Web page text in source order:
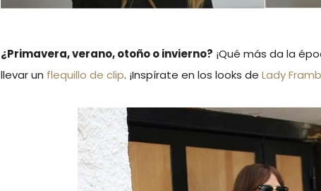
¿Primavera, verano, otoño o invierno? ¡Qué más da la
llevar un flequillo de clip. ¡Inspírate en los looks de Lady